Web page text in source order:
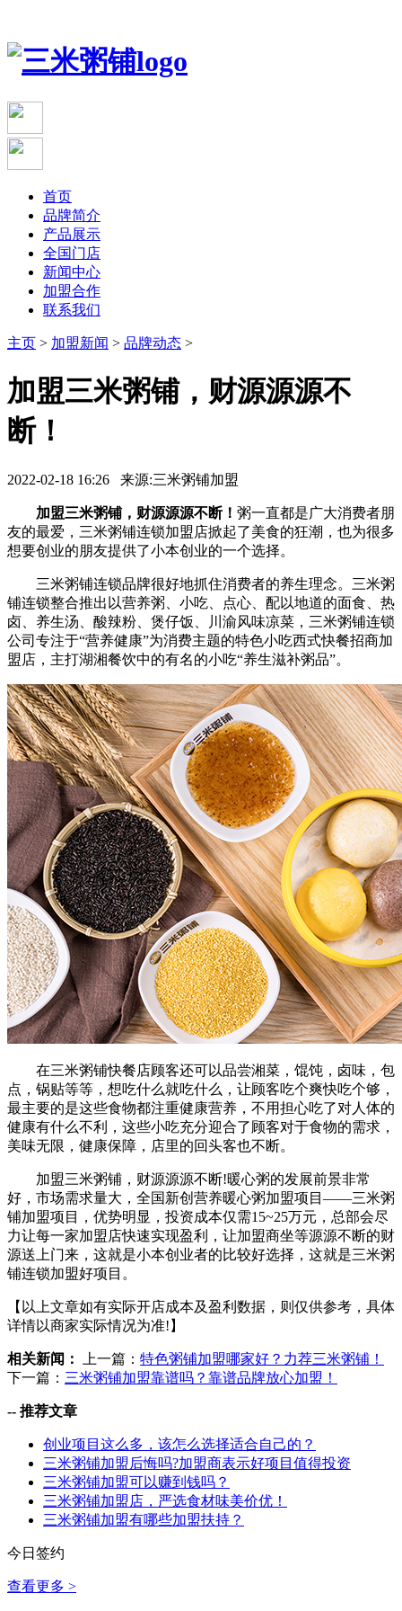
首页
品牌简介
产品展示
全国门店
新闻中心
加盟合作
联系我们
主页 > 加盟新闻 > 品牌动态 >
加盟三米粥铺，财源源源不
断！
2022-02-18 16:26 来源:三米粥铺加盟
加盟三米粥铺，财源源源不断！ 粥一直都是广大消费者朋
友的最爱，三米粥铺连锁加盟店掀起了美食的狂潮，也为很多
想要创业的朋友提供了小本创业的一个选择。
三米粥铺连锁品牌很好地抓住消费者的养生理念。三米粥
铺连锁整合推出以营养粥、小吃、点心、配以地道的面食、热
卤、养生汤、酸辣粉、煲仔饭、川渝风味凉菜，三米粥铺连锁
公司专注于“营养健康”为消费主题的特色小吃西式快餐招商加
盟店，主打湖湘餐饮中的有名的小吃“养生滋补粥品”。
在三米粥铺快餐店顾客还可以品尝湘菜，馄饨，卤味，包
点，锅贴等等，想吃什么就吃什么，让顾客吃个爽快吃个够，
最主要的是这些食物都注重健康营养，不用担心吃了对人体的
健康有什么不利，这些小吃充分迎合了顾客对于食物的需求，
美味无限，健康保障，店里的回头客也不断。
加盟三米粥铺，财源源源不断!暖心粥的发展前景非常
好，市场需求量大，全国新创营养暖心粥加盟项目——三米粥
铺加盟项目，优势明显，投资成本仅需15~25万元，总部会尽
力让每一家加盟店快速实现盈利，让加盟商坐等源源不断的财
源送上门来，这就是小本创业者的比较好选择，这就是三米粥
铺连锁加盟好项目。
【以上文章如有实际开店成本及盈利数据，则仅供参考，具体
详情以商家实际情况为准!】
相关新闻： 上一篇： 特色粥铺加盟哪家好？力荐三米粥铺！
下一篇： 三米粥铺加盟靠谱吗？靠谱品牌放心加盟！
-- 推荐文章
创业项目这么多，该怎么选择适合自己的？
三米粥铺加盟后悔吗?加盟商表示好项目值得投资
三米粥铺加盟可以赚到钱吗？
三米粥铺加盟店，严选食材味美价优！
三米粥铺加盟有哪些加盟扶持？
今日签约
查看更多 >